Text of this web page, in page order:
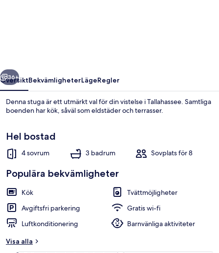
Tallahassee!
Nästa
36+
ÖversiktBekvämligheterLägeRegler
Denna stuga är ett utmärkt val för din vistelse i Tallahassee. Samtliga
boenden har kök, såväl som eldstäder och terrasser.
Hel bostad
4 sovrum 3 badrum Sovplats för 8
Populära bekvämligheter
Kök
Tvättmöjligheter
Avgiftsfri parkering
Gratis wi-fi
Luftkonditionering
Barnvänliga aktiviteter
Visa alla